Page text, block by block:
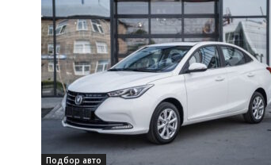
Подбор авто